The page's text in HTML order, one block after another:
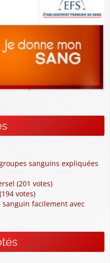
sanguins expliquées
(201 votes)
votes)
facilement avec